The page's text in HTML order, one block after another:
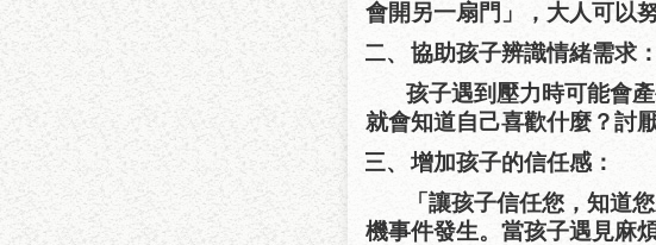
會開另一扇門」，大人可以
二、 協助孩子辨識情緒需求：
孩子遇到壓力時可能會
就會知道自己喜歡什麼？討
三、 增加孩子的信任感：
「讓孩子信任您，知道
機事件發生。當孩子遇見麻